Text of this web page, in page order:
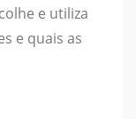
e utiliza
e quais as